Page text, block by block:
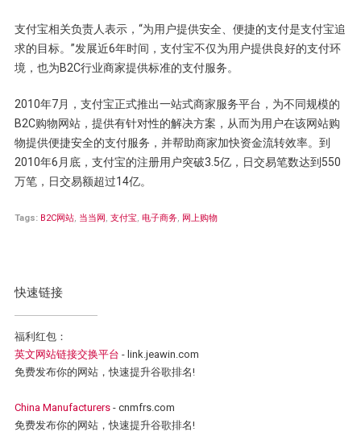
支付宝相关负责人表示，“为用户提供安全、便捷的支付是支付宝追
求的目标。”发展近6年时间，支付宝不仅为用户提供良好的支付环
境，也为B2C行业商家提供标准的支付服务。
2010年7月，支付宝正式推出一站式商家服务平台，为不同规模的
B2C购物网站，提供有针对性的解决方案，从而为用户在该网站购
物提供便捷安全的支付服务，并帮助商家加快资金流转效率。到
2010年6月底，支付宝的注册用户突破3.5亿，日交易笔数达到550
万笔，日交易额超过14亿。
Tags: B2C网站, 当当网, 支付宝, 电子商务, 网上购物
快速链接
福利红包：
英文网站链接交换平台 - link.jeawin.com
免费发布你的网站，快速提升谷歌排名!
China Manufacturers- cnmfrs.com
免费发布你的网站，快速提升谷歌排名!